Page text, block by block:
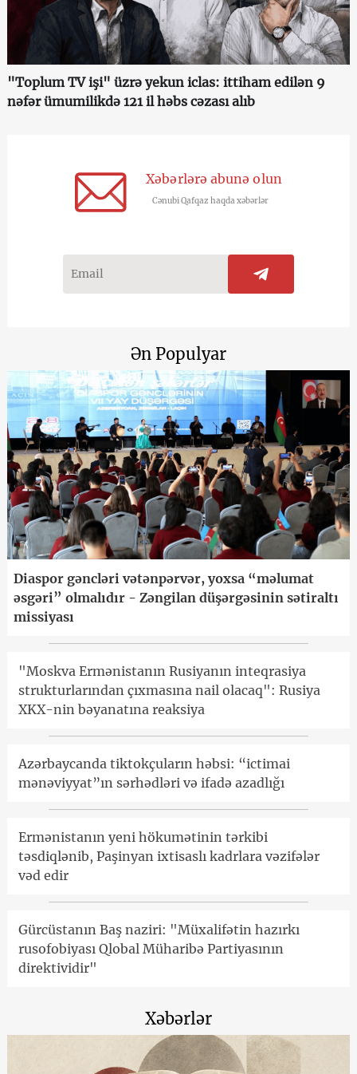
"Toplum TV işi" üzrə yekun iclas: ittiham edilən 9
nəfər ümumilikdə 121 il həbs cəzası alıb
Xəbərlərə abunə olun
Cənubi Qafqaz haqda xəbərlər
Ən Populyar
Diaspor gəncləri vətənpərvər, yoxsa “məlumat
əsgəri” olmalıdır - Zəngilan düşərgəsinin sətiraltı
missiyası
"Moskva Ermənistanın Rusiyanın inteqrasiya
strukturlarından çıxmasına nail olacaq": Rusiya
XKX-nin bəyanatına reaksiya
Azərbaycanda tiktokçuların həbsi: “ictimai
mənəviyyat”ın sərhədləri və ifadə azadlığı
Ermənistanın yeni hökumətinin tərkibi
təsdiqlənib, Paşinyan ixtisaslı kadrlara vəzifələr
vəd edir
Gürcüstanın Baş naziri: "Müxalifətin hazırkı
rusofobiyası Qlobal Müharibə Partiyasının
direktividir"
Xəbərlər